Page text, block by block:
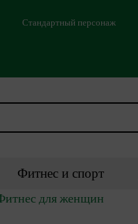
Стандартный персонаж
Фитнес и спорт
для женщин